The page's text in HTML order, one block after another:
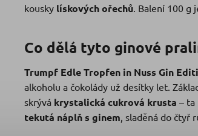
kousky lískových ořechů . Balení 100 g
Co dělá tyto ginové
Trumpf Edle Tropfen in Nuss Gin
alkoholu a čokolády už desítky let.
skrývá krystalická cukrová krusta – ta
tekutá náplň s ginem , sladěná do čtyř